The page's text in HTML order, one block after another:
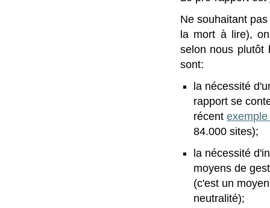
Ne souhaitant
la mort à lire),
selon nous plutôt
sont:
la nécessité
rapport se
récent
84.000 sites);
la nécessité
moyens de
(c'est un
neutralité);